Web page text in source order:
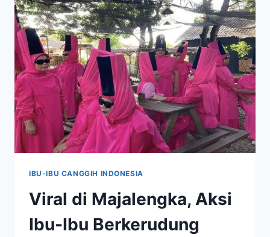
IBU-IBU CANGGIH INDONESIA
Viral di Majalengka, Aksi
Ibu-Ibu Berkerudung